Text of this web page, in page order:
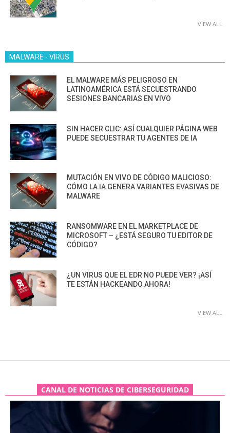
VIEW ALL
MALWARE - VIRUS
EL MALWARE MÁS PELIGROSO EN
LATINOAMÉRICA ESTÁ SECUESTRANDO
SESIONES BANCARIAS EN VIVO
SIN HACER CLIC: ASÍ CUALQUIER PÁGINA WEB
PUEDE SECUESTRAR TU AGENTES DE IA
MUTACIÓN EN VIVO DE CÓDIGO MALICIOSO:
CÓMO LA IA GENERA VARIANTES EVASIVAS DE
MALWARE
RANSOMWARE EN EL MARKETPLACE DE
MICROSOFT – ¿ESTÁ SEGURO TU EDITOR DE
CÓDIGO?
¿UN VIRUS QUE EL EDR NO PUEDE VER? ¡ASÍ
TE ESTÁN HACKEANDO AHORA!
VIEW ALL
CANAL DE NOTICIAS DE CIBERSEGURIDAD